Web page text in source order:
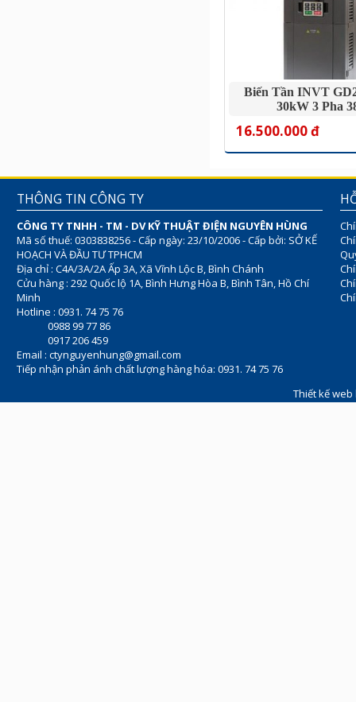
Biến Tần INVT
30kW 3 Pha
16.500.000 đ
THÔNG TIN CÔNG TY
CÔNG TY TNHH - TM - DV KỸ THUẬT ĐIỆN NGUYÊN HÙNG
Mã số thuế: 0303838256 - Cấp ngày: 23/10/2006 - Cấp bởi: SỞ KẾ
HOẠCH VÀ ĐẦU TƯ TPHCM
Địa chỉ : C4A/3A/2A Ấp 3A, Xã Vĩnh Lộc B, Bình Chánh
Cửu hàng : 292 Quốc lộ 1A, Bình Hưng Hòa B, Bình Tân, Hồ Chí
Minh
Hotline : 0931. 74 75 76
0988 99 77 86
0917 206 459
Email : ctynguyenhung@gmail.com
Tiếp nhận phản ánh chất lượng hàng hóa: 0931. 74 75 76
Thiết kế web